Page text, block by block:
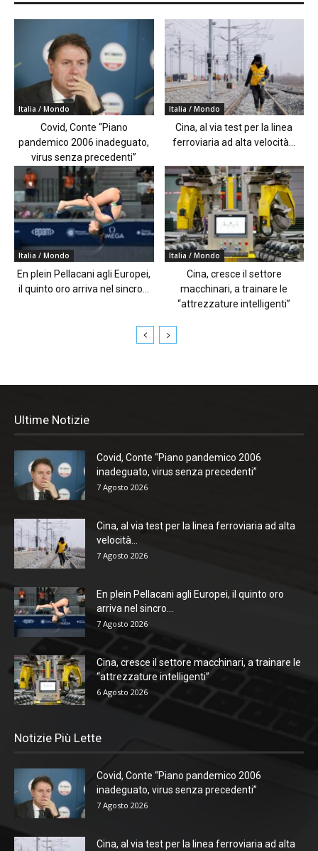
Italia / Mondo
Covid, Conte “Piano
pandemico 2006 inadeguato,
virus senza precedenti”
Italia / Mondo
Cina, al via test per la linea
ferroviaria ad alta velocità...
Italia / Mondo
En plein Pellacani agli Europei,
il quinto oro arriva nel sincro...
Italia / Mondo
Cina, cresce il settore
macchinari, a trainare le
“attrezzature intelligenti”
Ultime Notizie
Covid, Conte “Piano pandemico 2006
inadeguato, virus senza precedenti”
7 Agosto 2026
Cina, al via test per la linea ferroviaria ad alta
velocità...
7 Agosto 2026
En plein Pellacani agli Europei, il quinto oro
arriva nel sincro...
7 Agosto 2026
Cina, cresce il settore macchinari, a trainare le
“attrezzature intelligenti”
6 Agosto 2026
Notizie Più Lette
Covid, Conte “Piano pandemico 2006
inadeguato, virus senza precedenti”
7 Agosto 2026
Cina, al via test per la linea ferroviaria ad alta